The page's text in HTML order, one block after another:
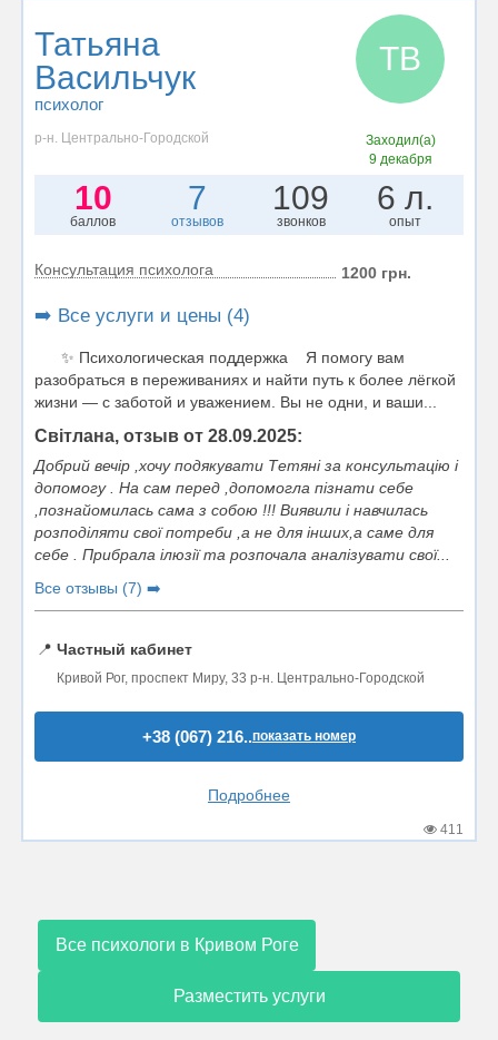
Татьяна
Васильчук
психолог
ТВ
р-н. Центрально-Городской
Заходил(а)
9 декабря
10
баллов
7
отзывов
109
звонков
6 л.
опыт
Консультация психолога 1200 грн.
➡️ Все услуги и цены (4)
✨ Психологическая поддержка Я помогу вам
разобраться в переживаниях и найти путь к более лёгкой
жизни — с заботой и уважением. Вы не одни, и ваши...
Світлана, отзыв от 28.09.2025:
Добрий вечір ,хочу подякувати Тетяні за консультацію і
допомогу . На сам перед ,допомогла пізнати себе
,познайомилась сама з собою !!! Виявили і навчилась
розподіляти свої потреби ,а не для інших,а саме для
себе . Прибрала ілюзії та розпочала аналізувати свої...
Все отзывы (7) ➡️
📍 Частный кабинет
Кривой Рог, проспект Миру, 33 р-н. Центрально-Городской
+38 (067) 216..показать номер
Подробнее
411
Все психологи в Кривом Роге
Разместить услуги